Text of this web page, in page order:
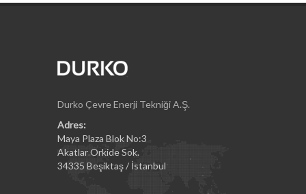
Durko Çevre Enerji Tekniği A.Ş.
Adres:
Maya Plaza Blok No:3
Akatlar Orkide Sok.
34335 Beşiktaş / İstanbul